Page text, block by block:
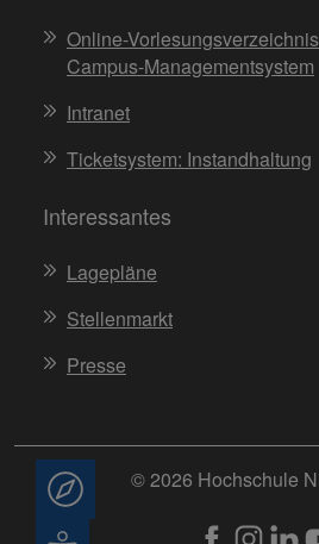
Online-
Campus-Managementsystem
Intranet
Ticketsystem: Instandhaltung
Interessantes
Lagepläne
Stellenmarkt
Presse
© 2026 Hochschule
Beratung